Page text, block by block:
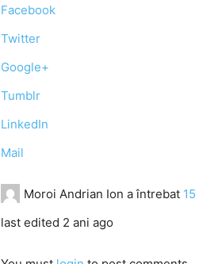
Facebook
Twitter
Google+
Tumblr
LinkedIn
Mail
Moroi Andrian Ion a întrebat
last edited 2 ani ago